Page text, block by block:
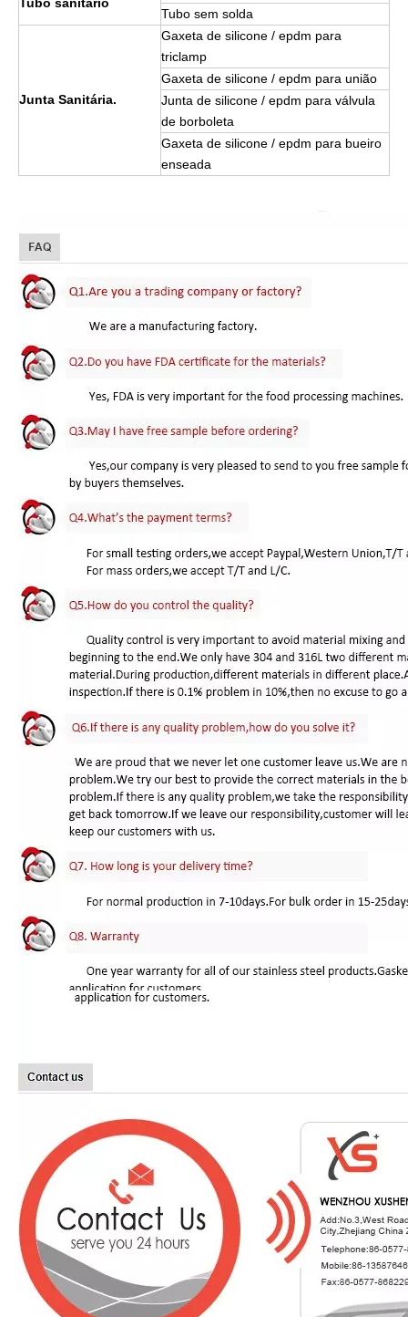
Tubo sem solda
Junta Sanitária.
Gaxeta de silicone / epdm para
triclamp
Gaxeta de silicone / epdm para união
Junta de silicone / epdm para válvula
de borboleta
Gaxeta de silicone / epdm para bueiro
enseada